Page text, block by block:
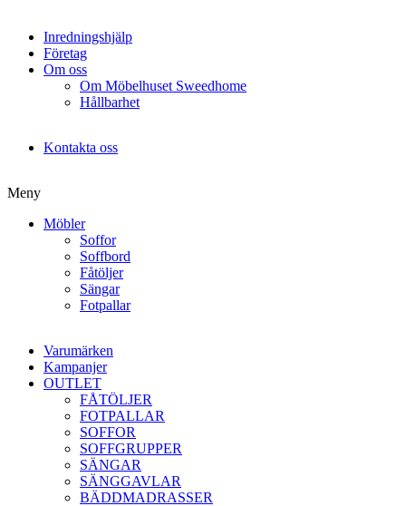
Inredningshjälp
Företag
Om oss
Om Möbelhuset Sweedhome
Hållbarhet
Kontakta oss
Meny
Möbler
Soffor
Soffbord
Fåtöljer
Sängar
Fotpallar
Varumärken
Kampanjer
OUTLET
FÅTÖLJER
FOTPALLAR
SOFFOR
SOFFGRUPPER
SÄNGAR
SÄNGGAVLAR
BÄDDMADRASSER